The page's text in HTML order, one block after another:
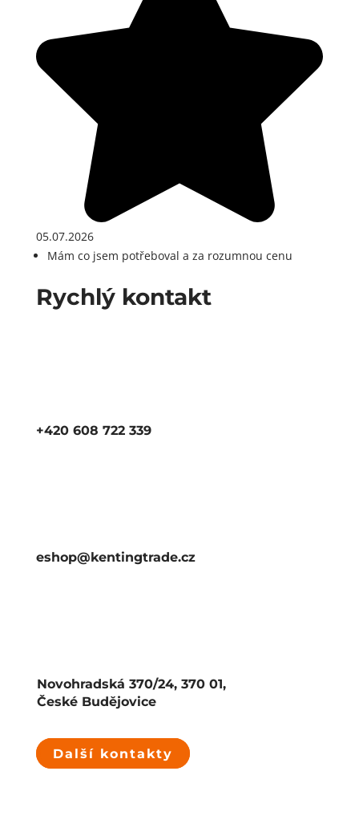
05.07.2026
Mám co jsem potřeboval a za rozumnou cenu
Rychlý kontakt
+420 608 722 339
eshop@kentingtrade.cz
Novohradská 370/24, 370 01,
České Budějovice
Další kontakty